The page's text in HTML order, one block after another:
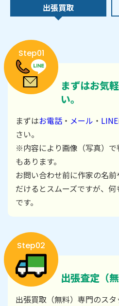
出張買取
Step01
まずはお気
い。
まずはお電話 ・ メール ・ LINE
さい。
※内容により画像（写真）
もあります。
お問い合わせ前に作家の名
だけるとスムーズですが、
です。
Step02
出張査定（無
出張買取（無料）専門のス